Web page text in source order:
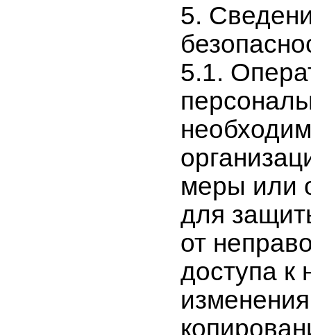
5.
5.1.
меры или
для
от
доступа к